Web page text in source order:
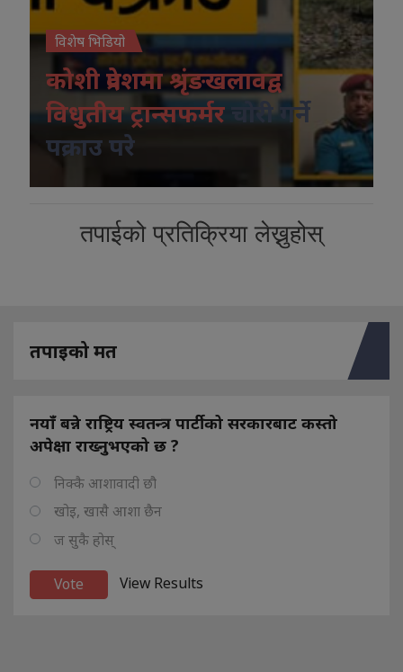
विशेष भिडियो
कोशी प्रदेशमा श्रृंङखलावद्व
विधुतीय ट्रान्सफर्मर
चोरी गर्ने
पक्राउ परे
तपाईको प्रतिक्रिया लेख्नुहोस्
तपाइको मत
नयाँ बन्ने राष्ट्रिय स्वतन्त्र पार्टीको सरकारबाट कस्तो
अपेक्षा राख्नुभएको छ ?
निक्कै आशावादी छौ
खोइ, खासै आशा छैन
ज सुकै होस्
View Results